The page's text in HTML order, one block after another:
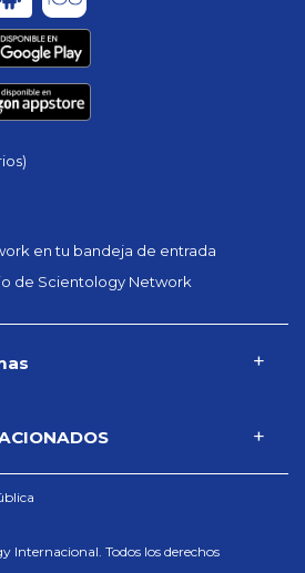
en tu bandeja de entrada
de Scientology Network
Internacional. Todos los derechos